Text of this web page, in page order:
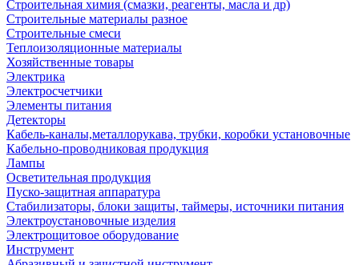
Строительная химия (смазки, реагенты, масла и др)
Строительные материалы разное
Строительные смеси
Теплоизоляционные материалы
Хозяйственные товары
Электрика
Электросчетчики
Элементы питания
Детекторы
Кабель-каналы,металлорукава, трубки, коробки установочные
Кабельно-проводниковая продукция
Лампы
Осветительная продукция
Пуско-защитная аппаратура
Стабилизаторы, блоки защиты, таймеры, источники питания
Электроустановочные изделия
Электрощитовое оборудование
Инструмент